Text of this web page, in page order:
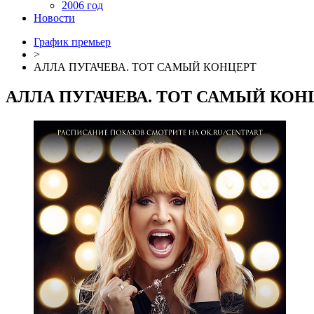
2006 год
Новости
График премьер
>
АЛЛА ПУГАЧЕВА. ТОТ САМЫЙ КОНЦЕРТ
АЛЛА ПУГАЧЕВА. ТОТ САМЫЙ